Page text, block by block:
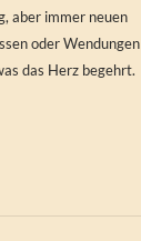
aber immer neuen
oder Wendungen
das Herz begehrt.